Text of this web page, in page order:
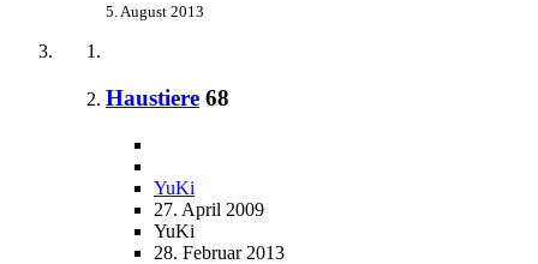
5. August 2013
Haustiere 68
YuKi
27. April 2009
YuKi
28. Februar 2013